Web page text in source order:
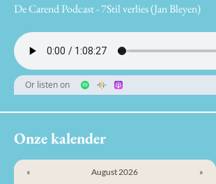
De Carend Podcast - 7Stil verlies (Jan Bleyen)
Or listen on
Onze kalender
« August 2026 »